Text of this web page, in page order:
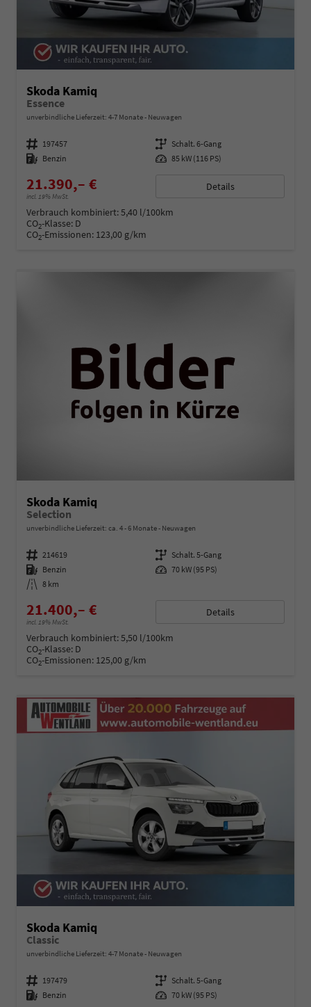
Skoda Kamiq
Essence
unverbindliche Lieferzeit: 4-7 Monate Neuwagen
Fahrzeugnummer 197457 Getriebe Schalt. 6-Gang
Kraftstoff Benzin Leistung 85 kW (116 PS)
21.390,– €
incl. 19% MwSt.
Details
Verbrauch kombiniert:5,40 l/100km
CO2-Klasse: D
CO2-Emissionen: 123,00 g/km
Skoda Kamiq
Selection
unverbindliche Lieferzeit: ca. 4 - 6 Monate Neuwagen
Fahrzeugnummer 214619 Getriebe Schalt. 5-Gang
Kraftstoff Benzin Leistung 70 kW (95 PS)
Kilometerstand 8 km
21.400,– €
incl. 19% MwSt.
Details
Verbrauch kombiniert:5,50 l/100km
CO2-Klasse: D
CO2-Emissionen: 125,00 g/km
Skoda Kamiq
Classic
unverbindliche Lieferzeit: 4-7 Monate Neuwagen
Fahrzeugnummer 197479 Getriebe Schalt. 5-Gang
Kraftstoff Benzin Leistung 70 kW (95 PS)